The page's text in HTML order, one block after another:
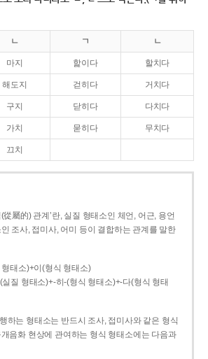
ㄴ ㄱ ㄴ
마지 핥이다 할치다
해도지 걷히다 거치다
구지 닫히다 다치다
가치 묻히다 무치다
끄치
從屬的) 관계’란, 실질 형태소인 체언, 어근, 용언
조사, 접미사, 어미 등이 결합하는 관계를 말한
태소)+이(형식 형태소)
질 형태소)+­-히­-(형식 형태소)+-다(형식 형태
하는 형태소는 반드시 조사, 접미사와 같은 형식
음화 현상에 관여하는 형식 형태소에는 다음과